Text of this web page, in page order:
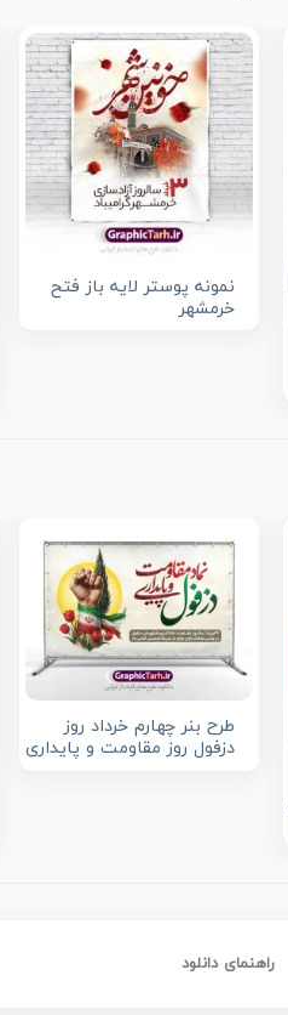
نمونه پوستر لایه باز فتح
خرمشهر
طرح بنر چهارم خرداد روز
دزفول روز مقاومت و پایداری
راهنمای دانلود